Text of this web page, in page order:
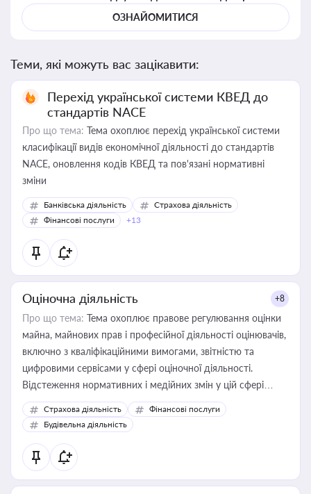
ОЗНАЙОМИТИСЯ
Теми, які можуть вас зацікавити:
Перехід української системи КВЕД до
стандартів NACE
Про що тема: Тема охоплює перехід української системи
класифікації видів економічної діяльності до стандартів
NACE, оновлення кодів КВЕД та пов'язані нормативні
зміни
Банківська діяльність
Страхова діяльність
Фінансові послуги
+13
Оціночна діяльність +8
Про що тема: Тема охоплює правове регулювання оцінки
майна, майнових прав і професійної діяльності оцінювачів,
включно з кваліфікаційними вимогами, звітністю та
цифровими сервісами у сфері оціночної діяльності.
Відстеження нормативних і медійних змін у цій сфері
корисне для власника бізнесу, керівника, юриста або
бухгалтера під час оподаткування, приватизації, оренди
державного майна, корпоративних угод і перевірки
статусу суб'єктів оціночної діяльності
Страхова діяльність
Фінансові послуги
Будівельна діяльність